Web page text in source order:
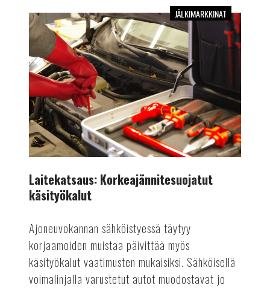
Laitekatsaus:
Korkeajännitesuojatut
käsityökalut
JÄLKIMARKKINAT
Laitekatsaus: Korkeajännitesuojatut
käsityökalut
Ajoneuvokannan sähköistyessä täytyy
korjaamoiden muistaa päivittää myös
käsityökalut vaatimusten mukaisiksi. Sähköisellä
voimalinjalla varustetut autot muodostavat jo